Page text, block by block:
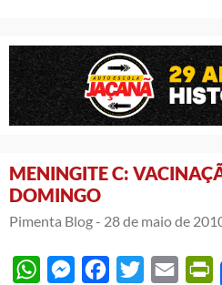
MENINGITE C:
DOMINGO
Pimenta Blog - 28 de maio de
WhatsAppMessengerFacebook
Twitter Email